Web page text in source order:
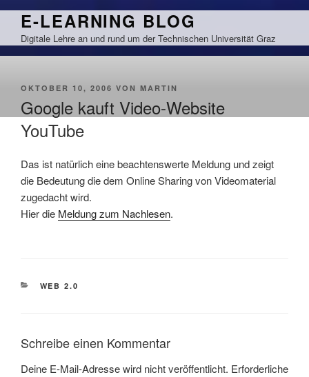
Zum
springen
E-LEARNING BLOG
Digitale Lehre an und rund um der Technischen Universität Graz
VERÖFFENTLICHT
OKTOBER 10, 2006 VON MARTIN
Google kauft Video-Website
YouTube
Das ist natürlich eine beachtenswerte Meldung und zeigt
die Bedeutung die dem Online Sharing von Videomaterial
zugedacht wird.
Hier die Meldung zum Nachlesen.
KATEGORIEN
WEB 2.0
Schreibe einen Kommentar
Deine E-Mail-Adresse wird nicht veröffentlicht. Erforderliche